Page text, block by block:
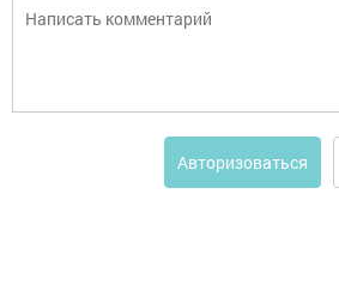
Авторизоваться